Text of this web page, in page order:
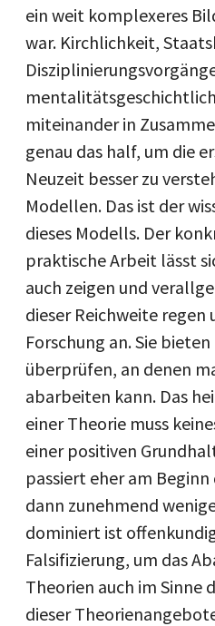
ein weit komplexeres
war. Kirchlichkeit,
miteinander in
genau das half, um die
Neuzeit besser zu
Modellen. Das ist der
dieses Modells. Der
praktische Arbeit lässt
auch zeigen und
dieser Reichweite regen
Forschung an. Sie
überprüfen, an denen
abarbeiten kann. Das
einer Theorie muss
einer positiven
passiert eher am
dann zunehmend
dominiert ist
Falsifizierung, um das
Theorien auch im Sinne
dieser